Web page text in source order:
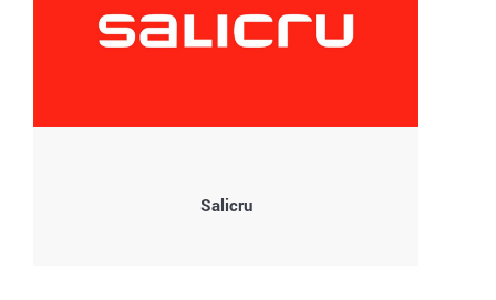
Salicru